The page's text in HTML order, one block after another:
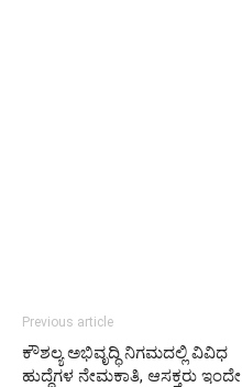
Previous article
ಕೌಶಲ್ಯ ಅಭಿವೃದ್ಧಿ ನಿಗಮದಲ್ಲಿ ವಿವಿಧ
ಹುದ್ದೆಗಳ ನೇಮಕಾತಿ, ಆಸಕ್ತರು ಇಂದೇ